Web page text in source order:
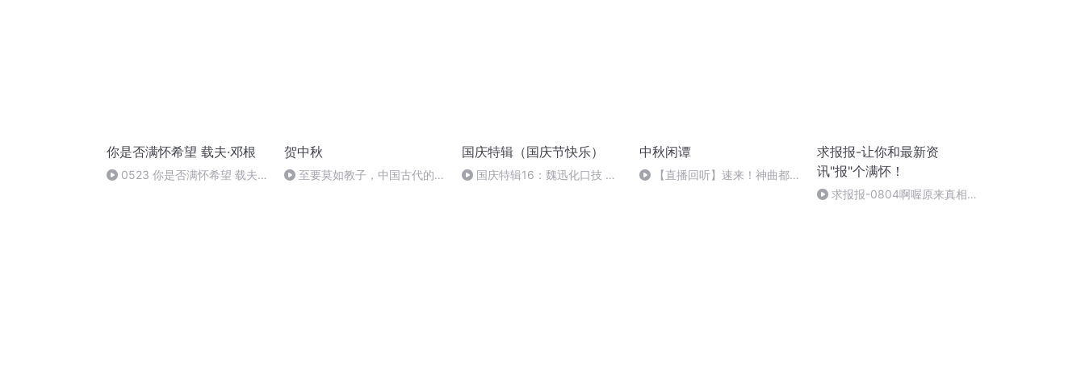
你是否满怀希望 载夫·邓根
0523 你是否满怀希望 载夫·
贺中秋
至要莫如教子，中国古代的家
国庆特辑（国庆节快乐）
国庆特辑16：魏迅化口技 二
中秋闲谭
【直播回听】速来！神曲都会
求报报-让你和最新资
讯"报"个满怀！
求报报-0804啊喔原来真相是